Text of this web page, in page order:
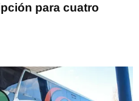
para cuatro